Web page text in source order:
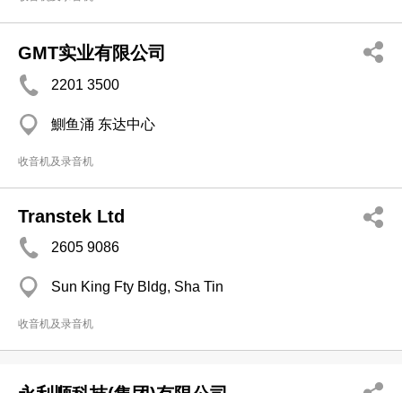
GMT实业有限公司
2201 3500
鰂鱼涌 东达中心
收音机及录音机
Transtek Ltd
2605 9086
Sun King Fty Bldg, Sha Tin
收音机及录音机